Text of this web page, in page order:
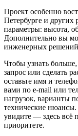
Проект особенно
Петербурге и других
параметры: высота,
Дополнительно вы
инженерных
Чтобы узнать больше,
запрос или сделать
оставьте имя и
вами по e-mail или
нагрузок, варианты
технические нюансы.
увидите — здесь всё
приоритете.